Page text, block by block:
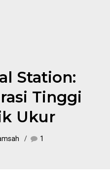
Station:
Tinggi
Ukur
1